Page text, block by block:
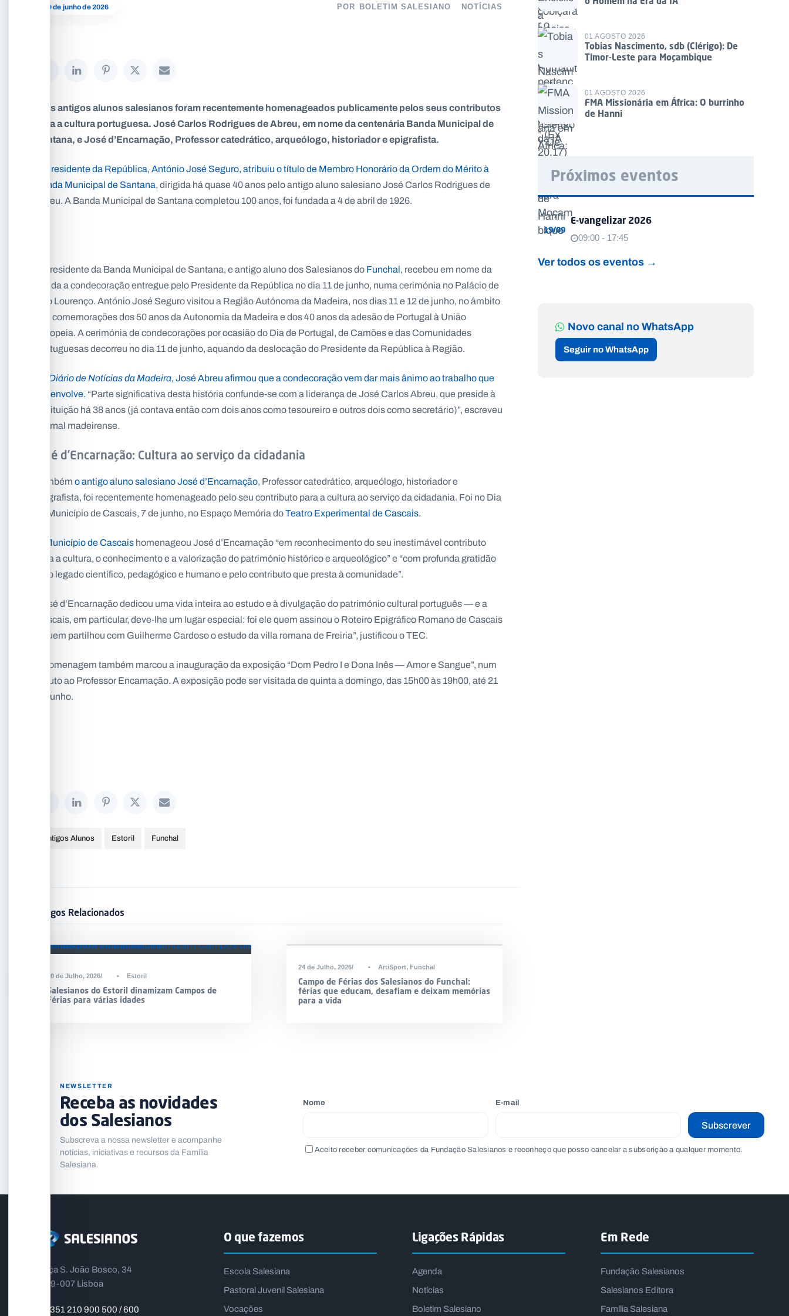
19 de junho de 2026 POR BOLETIM SALESIANO NOTÍCIAS
Dois antigos alunos salesianos foram recentemente homenageados publicamente pelos seus contributos
para a cultura portuguesa. José Carlos Rodrigues de Abreu, em nome da centenária Banda Municipal de
Santana, e José d’Encarnação, Professor catedrático, arqueólogo, historiador e epigrafista.
O Presidente da República, António José Seguro, atribuiu o título de Membro Honorário da Ordem do Mérito à
Banda Municipal de Santana, dirigida há quase 40 anos pelo antigo aluno salesiano José Carlos Rodrigues de
Abreu. A Banda Municipal de Santana completou 100 anos, foi fundada a 4 de abril de 1926.
O presidente da Banda Municipal de Santana, e antigo aluno dos Salesianos doFunchal, recebeu em nome da
banda a condecoração entregue pelo Presidente da República no dia 11 de junho, numa cerimónia no Palácio de
São Lourenço. António José Seguro visitou a Região Autónoma da Madeira, nos dias 11 e 12 de junho, no âmbito
das comemorações dos 50 anos da Autonomia da Madeira e dos 40 anos da adesão de Portugal à União
Europeia. A cerimónia de condecorações por ocasião do Dia de Portugal, de Camões e das Comunidades
Portuguesas decorreu no dia 11 de junho, aquando da deslocação do Presidente da República à Região.
Diário de Notícias da Madeira, José Abreu afirmou que a condecoração vem dar mais ânimo ao trabalho que
desenvolve. “Parte significativa desta história confunde-se com a liderança de José Carlos Abreu, que preside à
instituição há 38 anos (já contava então com dois anos como tesoureiro e outros dois como secretário)”, escreveu
o jornal madeirense.
José d’Encarnação: Cultura ao serviço da cidadania
Tambémo antigo aluno salesiano José d’Encarnação, Professor catedrático, arqueólogo, historiador e
epigrafista, foi recentemente homenageado pelo seu contributo para a cultura ao serviço da cidadania. Foi no Dia
do Município de Cascais, 7 de junho, no Espaço Memória doTeatro Experimental de Cascais.
Município de Cascaishomenageou José d’Encarnação “em reconhecimento do seu inestimável contributo
para a cultura, o conhecimento e a valorização do património histórico e arqueológico” e “com profunda gratidão
pelo legado científico, pedagógico e humano e pelo contributo que presta à comunidade”.
“José d’Encarnação dedicou uma vida inteira ao estudo e à divulgação do património cultural português — e a
Cascais, em particular, deve-lhe um lugar especial: foi ele quem assinou o Roteiro Epigráfico Romano de Cascais
e quem partilhou com Guilherme Cardoso o estudo da villa romana de Freiria”, justificou o TEC.
A homenagem também marcou a inauguração da exposição “Dom Pedro I e Dona Inês — Amor e Sangue”, num
tributo ao Professor Encarnação. A exposição pode ser visitada de quinta a domingo, das 15h00 às 19h00, até 21
de junho.
Antigos Alunos Estoril Funchal
Artigos Relacionados
30 de Julho, 2026 • Estoril
Salesianos do Estoril dinamizam Campos de
Férias para várias idades
24 de Julho, 2026 • ArtiSport, Funchal
Campo de Férias dos Salesianos do Funchal:
férias que educam, desafiam e deixam memórias
para a vida
01 AGOSTO 2026
Tobias Nascimento, sdb (Clérigo): De
Timor-Leste para Moçambique
01 AGOSTO 2026
FMA Missionária em África: O burrinho
de Hanni
Próximos eventos
19/09
E-vangelizar 2026
09:00 - 17:45
Ver todos os eventos →
Novo canal no WhatsApp
Seguir no WhatsApp
NEWSLETTER
Receba as novidades
dos Salesianos
Subscreva a nossa newsletter e acompanhe
notícias, iniciativas e recursos da Família
Salesiana.
Nome E-mail
Aceito receber comunicações da Fundação Salesianos e reconheço que posso cancelar a subscrição a qualquer momento.
Subscrever
Praça S. João Bosco, 34
1399-007 Lisboa
+351 210 900 500 / 600
O que fazemos
Escola Salesiana
Pastoral Juvenil Salesiana
Vocações
Ligações Rápidas
Agenda
Notícias
Boletim Salesiano
Em Rede
Fundação Salesianos
Salesianos Editora
Família Salesiana